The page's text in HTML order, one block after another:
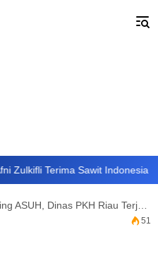
Terima Sawit Indonesia Expo
51